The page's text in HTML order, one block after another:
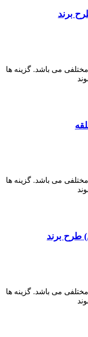
می باشد. گزینه ها
می باشد. گزینه ها
می باشد. گزینه ها